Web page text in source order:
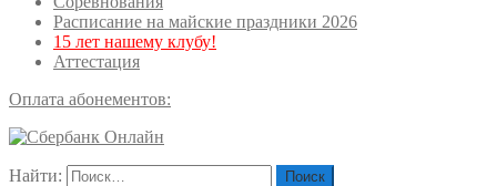
Расписание на майские праздники 2026
15 лет нашему клубу!
Аттестация
Оплата абонементов:
Найти: